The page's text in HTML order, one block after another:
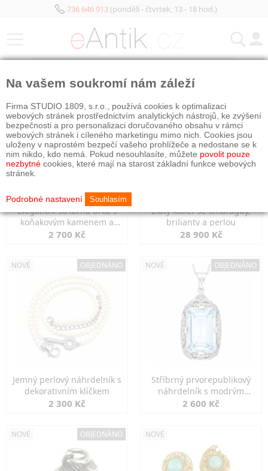
736 646 913(pondělí - čtvrtek, 13 - 18 hod.)
Elegantní stříbrná brož s
koňakovým kamenem a
markazity
2 700 Kč
Zlatý kolier se smaragdy,
brilianty a perlou
28 900 Kč
NOVÉ OBJEDNÁNO
Jemný perlový náhrdelník s
dekorativním klíčkem
2 300 Kč
NOVÉ OBJEDNÁNO
Stříbrný prvorepublikový
náhrdelník s modrým
spinelem
2 600 Kč
NOVÉ OBJEDNÁNO NOVÉ
Na vašem soukromí nám záleží
Firma STUDIO 1809, s.r.o., používá cookies k optimalizaci
webových stránek prostřednictvím analytických nástrojů, ke zvýšení
bezpečnosti a pro personalizaci doručovaného obsahu v rámci
webových stránek i cíleného marketingu mimo nich. Cookies jsou
uloženy v naprostém bezpečí vašeho prohlížeče a nedostane se k
nim nikdo, kdo nemá. Pokud nesouhlasíte, můžete povolit pouze
nezbytné cookies, které mají na starost základní funkce webových
stránek.
Podrobné nastavení Souhlasím